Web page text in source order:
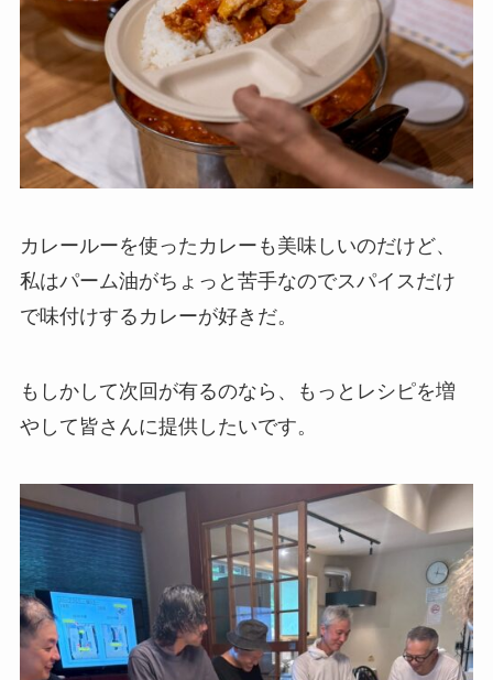
カレールーを使ったカレーも美味しいのだけど、
私はパーム油がちょっと苦手なのでスパイスだけ
で味付けするカレーが好きだ。
もしかして次回が有るのなら、もっとレシピを増
やして皆さんに提供したいです。